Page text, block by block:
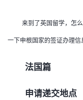
来到了英国留学，怎么
一下申根国家的签证办理信
法国篇
申请递交地点